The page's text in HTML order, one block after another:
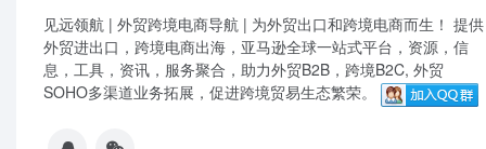
见远领航 | 外贸跨境电商导航 | 为外贸出口和跨境电商而生！ 提供
外贸进出口，跨境电商出海，亚马逊全球一站式平台，资源，信
息，工具，资讯，服务聚合，助力外贸B2B，跨境B2C, 外贸
SOHO多渠道业务拓展，促进跨境贸易生态繁荣。